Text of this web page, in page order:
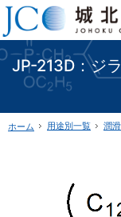
JP-213D：ジ
150以上に及ぶリン酸エステル
ファインケミカル製品の専門メ
ホーム 用途別一覧 潤